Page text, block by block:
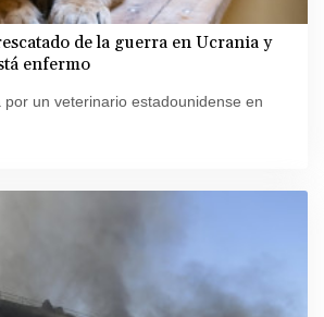
de la guerra en Ucrania y
enfermo
por un veterinario estadounidense en